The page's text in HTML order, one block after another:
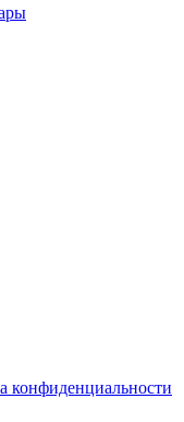
конфиденциальности